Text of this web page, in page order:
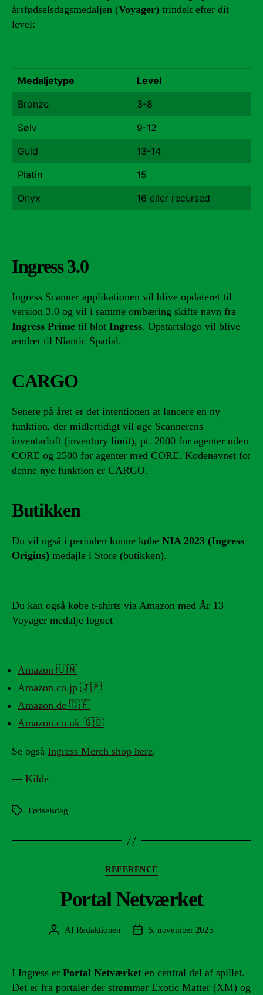
årsfødselsdagsmedaljen (Voyager) trindelt efter dit
level:
Medaljetype
Level
Bronze
3-8
Sølv
9-12
Guld
13-14
Platin
15
Onyx
16 eller recursed
Ingress 3.0
Ingress Scanner applikationen vil blive opdateret til
version 3.0 og vil i samme ombæring skifte navn fra
Ingress Prime til blot Ingress. Opstartslogo vil blive
ændret til Niantic Spatial.
CARGO
Senere på året er det intentionen at lancere en ny
funktion, der midlertidigt vil øge Scannerens
inventarloft (inventory limit), pt. 2000 for agenter uden
CORE og 2500 for agenter med CORE. Kodenavnet for
denne nye funktion er CARGO.
Butikken
Du vil også i perioden kunne købe NIA 2023 (Ingress
Origins) medajle i Store (butikken).
Du kan også købe t-shirts via Amazon med År 13
Voyager medalje logoet
Amazon 🇺🇲
Amazon.co.jp 🇯🇵
Amazon.de 🇩🇪
Amazon.co.uk 🇬🇧
Se også Ingress Merch shop here.
— Kilde
Tags Fødselsdag
Kategorier
REFERENCE
Portal Netværket
Indlægsforfatter
Af Redaktionen Indlægsdato
5. november 2025
I Ingress er Portal Netværket en central del af spillet.
Det er fra portaler der strømmer Exotic Matter (XM) og